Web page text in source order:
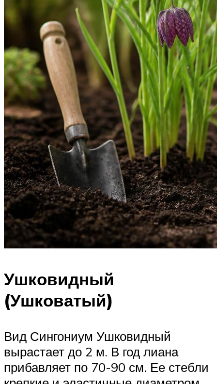
Ушковидный
(Ушковатый)
Вид Сингониум Ушковидный
вырастает до 2 м. В год лиана
прибавляет по 70-90 см. Ее стебли